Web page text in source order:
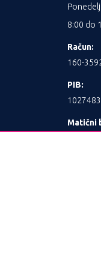
8:00 do
Račun:
160-
PIB:
Matični